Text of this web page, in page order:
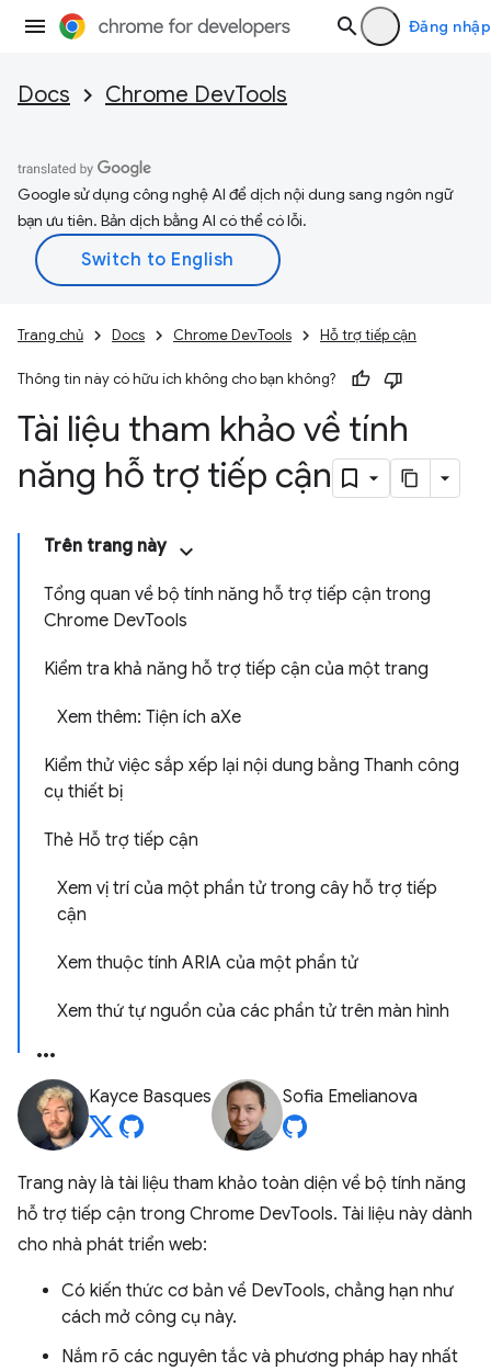
Đăng nhập
Docs Chrome DevTools
Google sử dụng công nghệ AI để dịch nội dung sang ngôn ngữ
bạn ưu tiên. Bản dịch bằng AI có thể có lỗi.
Trang chủ Docs Chrome DevTools Hỗ trợ tiếp cận
Thông tin này có hữu ích không cho bạn không?
Tài liệu tham khảo về tính
năng hỗ trợ tiếp cận
Trên trang này
Tổng quan về bộ tính năng hỗ trợ tiếp cận trong
Chrome DevTools
Kiểm tra khả năng hỗ trợ tiếp cận của một trang
Xem thêm: Tiện ích aXe
Kiểm thử việc sắp xếp lại nội dung bằng Thanh công
cụ thiết bị
Thẻ Hỗ trợ tiếp cận
Xem vị trí của một phần tử trong cây hỗ trợ tiếp
cận
Xem thuộc tính ARIA của một phần tử
Xem thứ tự nguồn của các phần tử trên màn hình
Kayce Basques Sofia Emelianova
Trang này là tài liệu tham khảo toàn diện về bộ tính năng
hỗ trợ tiếp cận trong Chrome DevTools. Tài liệu này dành
cho nhà phát triển web:
Có kiến thức cơ bản về DevTools, chẳng hạn như
cách mở công cụ này.
Nắm rõ các nguyên tắc và phương pháp hay nhất